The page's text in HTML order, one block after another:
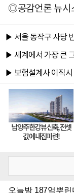
◎공감언론 뉴시